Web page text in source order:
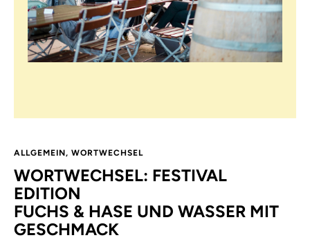
ALLGEMEIN, WORTWECHSEL
WORTWECHSEL: FESTIVAL
EDITION
FUCHS & HASE UND WASSER MIT
GESCHMACK